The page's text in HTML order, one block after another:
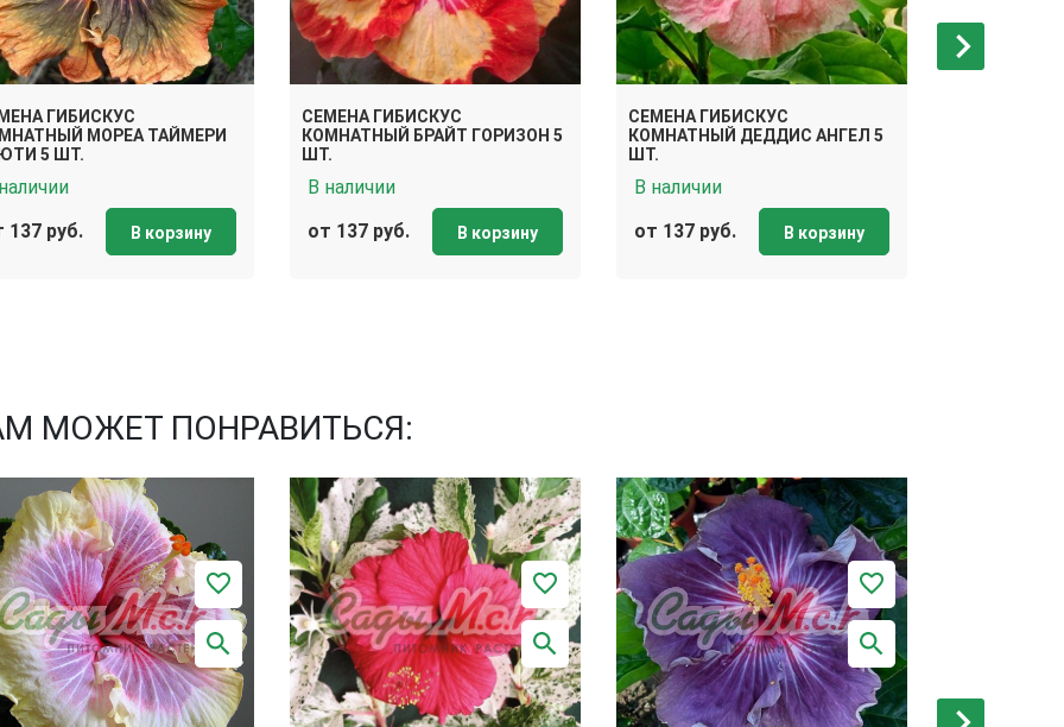
ГИБИСКУС
МОРЕА ТАЙМЕРИ
5 ШТ.
137 руб.
В корзину
СЕМЕНА ГИБИСКУС
КОМНАТНЫЙ БРАЙТ ГОРИЗОН 5
ШТ.
В наличии
от 137 руб.
В корзину
СЕМЕНА ГИБИСКУС
КОМНАТНЫЙ ДЕДДИС АНГЕЛ 5
ШТ.
В наличии
от 137 руб.
В корзину
МОЖЕТ ПОНРАВИТЬСЯ: